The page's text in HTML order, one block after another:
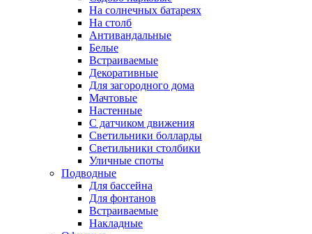
На солнечных батареях
На столб
Антивандальные
Белые
Встраиваемые
Декоративные
Для загородного дома
Мачтовые
Настенные
С датчиком движения
Светильники болларды
Светильники столбики
Уличные споты
Подводные
Для бассейна
Для фонтанов
Встраиваемые
Накладные